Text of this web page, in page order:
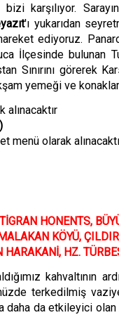
bizi karşılıyor.
'ı yukarıdan
ediyoruz.
İlçesinde bulunan
Sınırını görerek
yemeği ve
alınacaktır
)
menü olarak
TİGRAN HONENTS, BÜY
KÖYÜ, Ç
HARAKANİ, HZ.
kahvaltının
terkedilmiş
daha da etkileyici